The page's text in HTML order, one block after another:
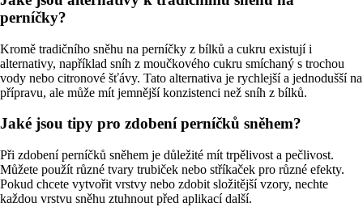
perníčky?
Kromě tradičního sněhu na perníčky z bílků a cukru existují i
alternativy, například sníh z moučkového cukru smíchaný s trochou
vody nebo citronové šťávy. Tato alternativa je rychlejší a jednodušší na
přípravu, ale může mít jemnější konzistenci než sníh z bílků.
Jaké jsou tipy pro zdobení perníčků sněhem?
Při zdobení perníčků sněhem je důležité mít trpělivost a pečlivost.
Můžete použít různé tvary trubiček nebo stříkaček pro různé efekty.
Pokud chcete vytvořit vrstvy nebo zdobit složitější vzory, nechte
každou vrstvu sněhu ztuhnout před aplikací další.